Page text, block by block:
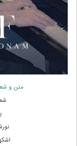
متن و